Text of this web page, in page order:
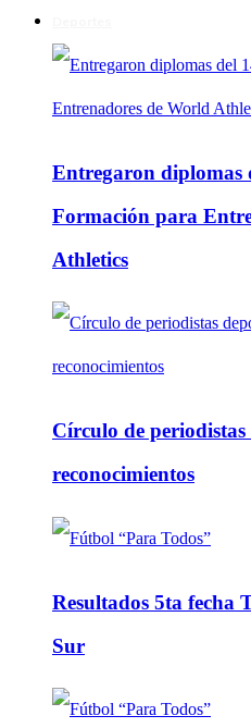
Entregaron diplomas
Formación para
Athletics
Círculo de
reconocimientos
Resultados 5ta fecha
Sur